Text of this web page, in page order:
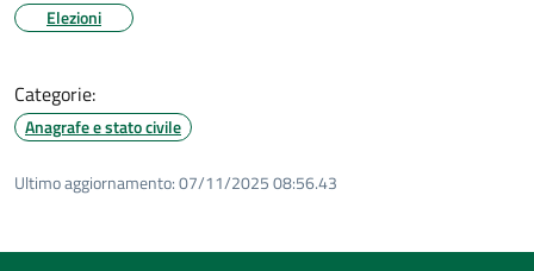
Elezioni
Categorie:
Anagrafe e stato civile
Ultimo aggiornamento:07/11/2025 08:56.43